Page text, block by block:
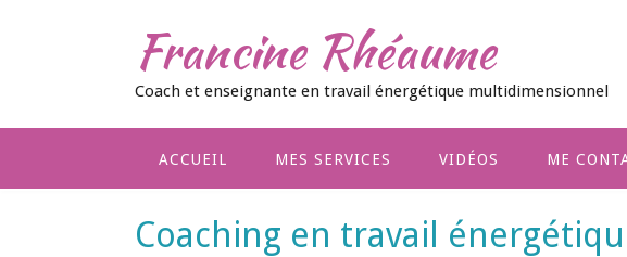
Francine Rhéaume
Coach et enseignante en travail énergétique multidimensionnel
ACCUEIL MES SERVICES VIDÉOS ME
Coaching en travail